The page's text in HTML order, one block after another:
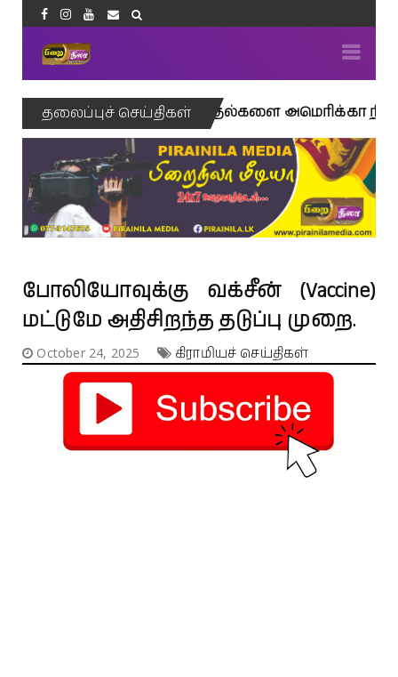
தலைப்புச் செய்திகள்
மீதான தாக்குதல்களை அமெரிக்கா நிறைவு
போலியோவுக்கு வக்சீன் (Vaccine)
மட்டுமே அதிசிறந்த தடுப்பு முறை.
October 24, 2025 கிராமியச் செய்திகள்